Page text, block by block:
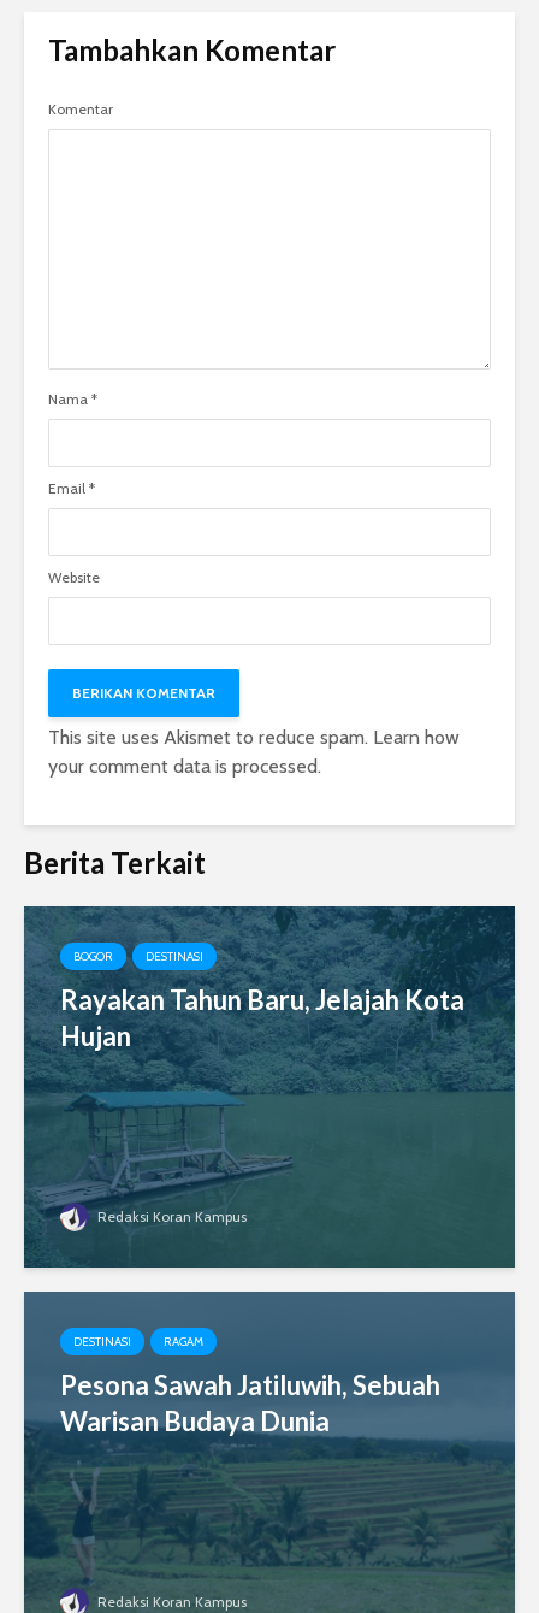
Tambahkan Komentar
Komentar
Nama *
Email *
Website
This site uses Akismet to reduce spam. Learn how
your comment data is processed.
Berita Terkait
BOGOR DESTINASI
Rayakan Tahun Baru, Jelajah Kota
Hujan
Redaksi Koran Kampus
DESTINASI RAGAM
Pesona Sawah Jatiluwih, Sebuah
Warisan Budaya Dunia
Redaksi Koran Kampus